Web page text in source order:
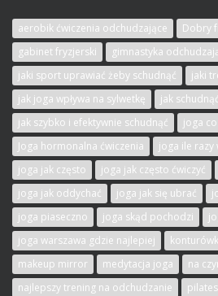
aerobik ćwiczenia odchudzające
Dobry
gabinet fryzjerski
gimnastyka
jaki sport uprawiać żeby schudnąć
jaki
jak joga wpływa na sylwetkę
jak
jak szybko i efektywnie schudnąć
joga
Joga hormonalna ćwiczenia
joga ile razy
joga jak często
joga jak często ćwiczyć
joga jak oddychać
joga jak się ubrać
joga piaseczno
joga skąd pochodzi
joga warszawa gdzie najlepiej
makeup mirror
medytacja joga
na
najlepszy trening na odchudzanie